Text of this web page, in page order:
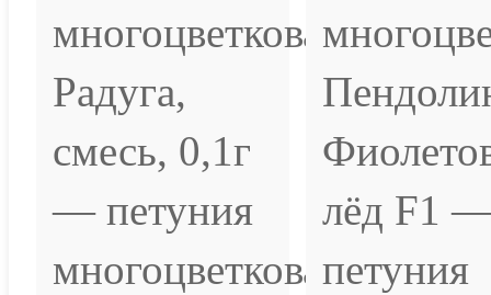
многоцветковая
Радуга,
смесь, 0,1г
— петуния
многоцветковая.
лёд F1
петуния